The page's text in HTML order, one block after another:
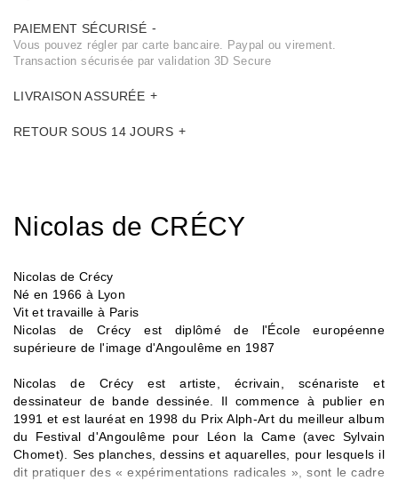
PAIEMENT SÉCURISÉ
Vous pouvez régler par carte bancaire. Paypal ou virement.
Transaction sécurisée par validation 3D Secure
LIVRAISON ASSURÉE
RETOUR SOUS 14 JOURS
Nicolas de CRÉCY
Nicolas de Crécy
Né en 1966 à Lyon
Vit et travaille à Paris
Nicolas de Crécy est diplômé de l'École européenne
supérieure de l'image d'Angoulême en 1987
Nicolas de Crécy est artiste, écrivain, scénariste et
dessinateur de bande dessinée. Il commence à publier en
1991 et est lauréat en 1998 du Prix Alph-Art du meilleur album
du Festival d'Angoulême pour Léon la Came (avec Sylvain
Chomet). Ses planches, dessins et aquarelles, pour lesquels il
dit pratiquer des « expérimentations radicales », sont le cadre